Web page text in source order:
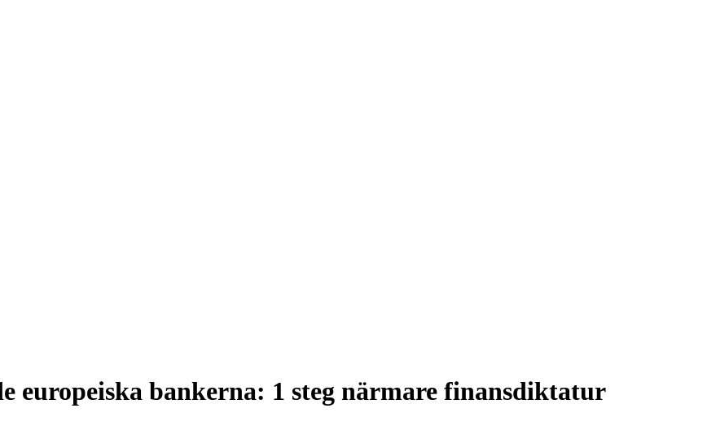
europeiska bankerna: 1 steg närmare finansdiktatur